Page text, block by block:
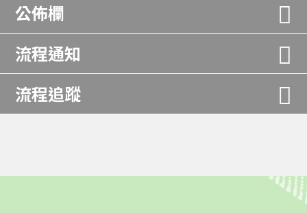
公佈欄
流程通知
流程追蹤